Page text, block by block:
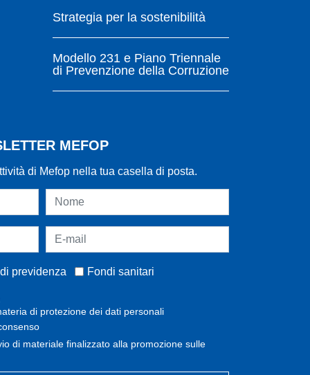
Strategia per la sostenibilità
Modello 231 e Piano Triennale
di Prevenzione della Corruzione
MEFOP
di Mefop nella tua casella di posta.
previdenza Fondi sanitari
di protezione dei dati personali
di materiale finalizzato alla promozione sulle